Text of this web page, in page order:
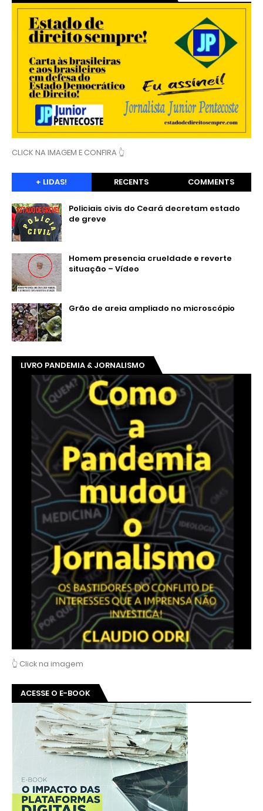
CLICK NA IMAGEM E CONFIRA 👆
+ LIDAS! RECENTS COMMENTS
Policiais civis do Ceará decretam estado
de greve
Homem presencia crueldade e reverte
situação – Vídeo
Grão de areia ampliado no microscópio
LIVRO PANDEMIA & JORNALISMO
👆 Click na imagem
ACESSE O E-BOOK